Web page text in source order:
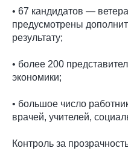
• 67 кандидатов —
предусмотрены
результату;
• более 200
экономики;
• большое число
врачей, учителей,
Контроль за